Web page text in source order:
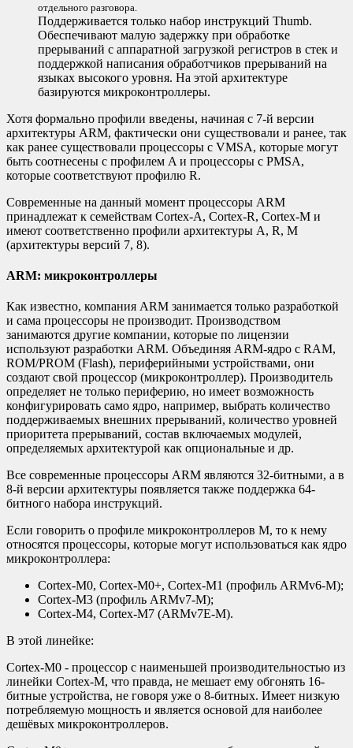
отдельного разговора.
Поддерживается только набор инструкций Thumb.
Обеспечивают малую задержку при обработке
прерываний с аппаратной загрузкой регистров в стек и
поддержкой написания обработчиков прерываний на
языках высокого уровня. На этой архитектуре
базируются микроконтроллеры.
Хотя формально профили введены, начиная с 7-й версии
архитектуры ARM, фактически они существовали и ранее, так
как ранее существовали процессоры с VMSA, которые могут
быть соотнесены с профилем A и процессоры с PMSA,
которые соответствуют профилю R.
Современные на данный момент процессоры ARM
принадлежат к семействам Cortex-A, Cortex-R, Cortex-M и
имеют соответственно профили архитектуры A, R, M
(архитектуры версий 7, 8).
ARM: микроконтроллеры
Как известно, компания ARM занимается только разработкой
и сама процессоры не производит. Производством
занимаются другие компании, которые по лицензии
используют разработки ARM. Объединяя ARM-ядро c RAM,
ROM/PROM (Flash), периферийными устройствами, они
создают свой процессор (микроконтроллер). Производитель
определяет не только периферию, но имеет возможность
конфигурировать само ядро, например, выбрать количество
поддерживаемых внешних прерываний, количество уровней
приоритета прерываний, состав включаемых модулей,
определяемых архитектурой как опциональные и др.
Все современные процессоры ARM являются 32-битными, а в
8-й версии архитектуры появляется также поддержка 64-
битного набора инструкций.
Если говорить о профиле микроконтроллеров M, то к нему
относятся процессоры, которые могут использоваться как ядро
микроконтроллера:
Cortex-M0, Cortex-M0+, Cortex-M1 (профиль ARMv6-M);
Cortex-M3 (профиль ARMv7-M);
Cortex-M4, Cortex-M7 (ARMv7E-M).
В этой линейке:
Cortex-M0 - процессор с наименьшей производительностью из
линейки Cortex-M, что правда, не мешает ему обгонять 16-
битные устройства, не говоря уже о 8-битных. Имеет низкую
потребляемую мощность и является основой для наиболее
дешёвых микроконтроллеров.